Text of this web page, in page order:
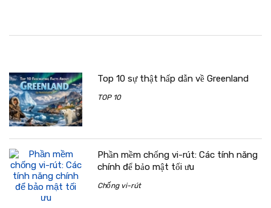
Top 10 sự thật hấp dẫn về Greenland
TOP 10
Phần mềm chống vi-rút: Các tính năng
chính để bảo mật tối ưu
Chống vi-rút